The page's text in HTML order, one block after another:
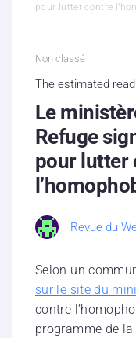
Contenus litigieux
Boutique
Partenaires
Contacts
pour lutter contre
Non classé
The estimated
Le
Refuge
pour lutter
Revue du
Selon un
sur le site du
contre
programme de